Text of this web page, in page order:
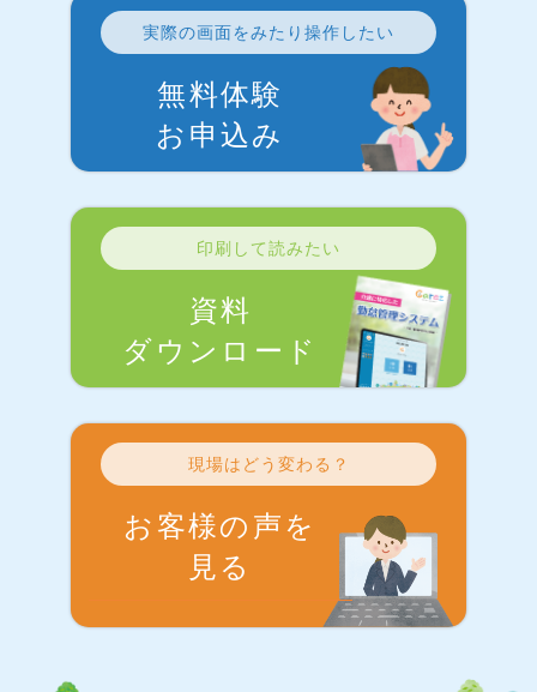
実際の画面をみたり操作したい
無料体験
お申込み
印刷して読みたい
資料
ダウンロード
現場はどう変わる？
お客様の声を
見る